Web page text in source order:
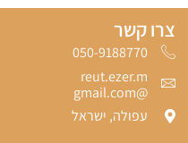
צרו קשר
050-9188770‬
reut.ezer.m
@gmail.com
עפולה, ישראל